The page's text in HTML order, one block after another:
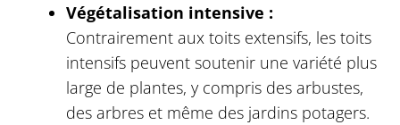
Végétalisation intensive :
Contrairement aux toits extensifs, les toits
intensifs peuvent soutenir une variété plus
large de plantes, y compris des arbustes,
des arbres et même des jardins potagers.